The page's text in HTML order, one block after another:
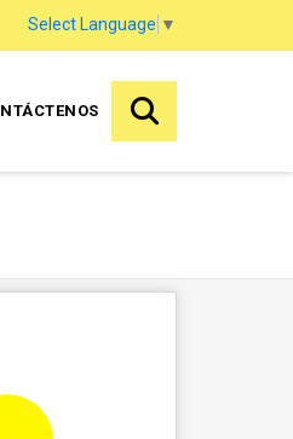
Select Language ▼